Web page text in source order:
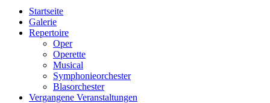
Startseite
Galerie
Repertoire
Oper
Operette
Musical
Symphonieorchester
Blasorchester
Vergangene Veranstaltungen